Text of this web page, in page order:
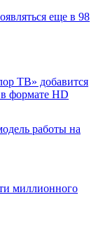
еще в 98
ТВ» добавится
формате HD
работы на
миллионного